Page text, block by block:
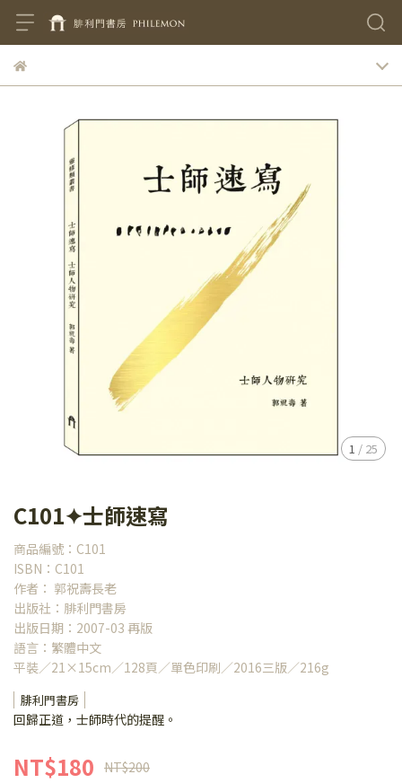
1 / 25
C101✦士師速寫
商品編號：C101
ISBN：C101
作者： 郭祝壽長老
出版社：腓利門書房
出版日期：2007-03 再版
語言：繁體中文
平裝／21×15cm／128頁／單色印刷／2016三版／216g
腓利門書房
回歸正道，士師時代的提醒。
NT$180 NT$200